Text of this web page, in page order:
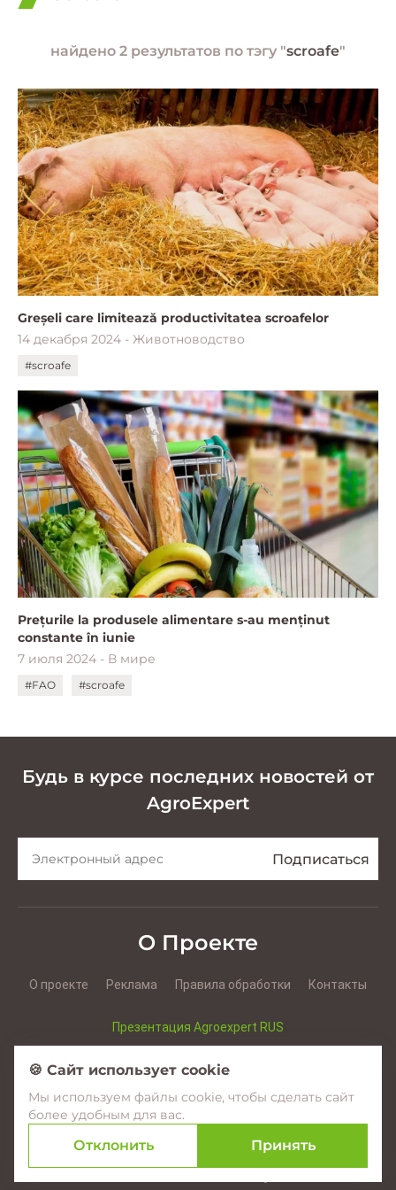
найдено 2 результатов по тэгу "scroafe"
Greșeli care limitează productivitatea scroafelor
14 декабря 2024 - Животноводство
#scroafe
Prețurile la produsele alimentare s-au menținut
constante în iunie
7 июля 2024 - В мире
#FAO #scroafe
Будь в курсе последних новостей от
AgroExpert
О Проекте
О проекте Реклама Правила обработки Контакты
Презентация Agroexpert RUS
Facebook YouTube Instagram
© 2017–2026 Agroexpert.md
🍪 Сайт использует cookie
Мы используем файлы cookie, чтобы сделать сайт
более удобным для вас.
Отклонить Принять